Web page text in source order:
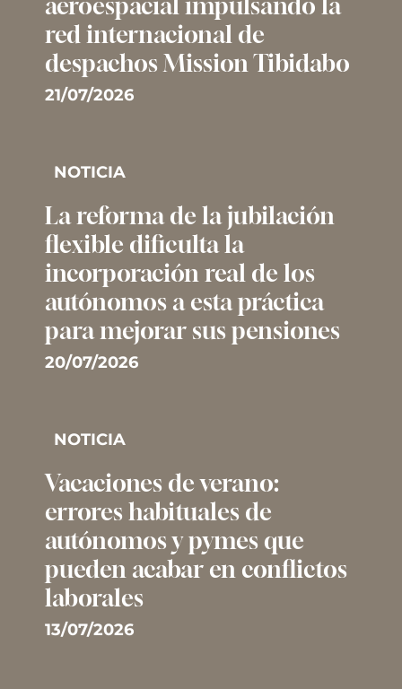
aeroespacial impulsando la
red internacional de
despachos Mission Tibidabo
21/07/2026
NOTICIA
La reforma de la jubilación
flexible dificulta la
incorporación real de los
autónomos a esta práctica
para mejorar sus pensiones
20/07/2026
NOTICIA
Vacaciones de verano:
errores habituales de
autónomos y pymes que
pueden acabar en conflictos
laborales
13/07/2026